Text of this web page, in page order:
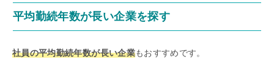
平均勤続年数が長い企業を探す
社員の平均勤続年数が長い企業もおすすめです。